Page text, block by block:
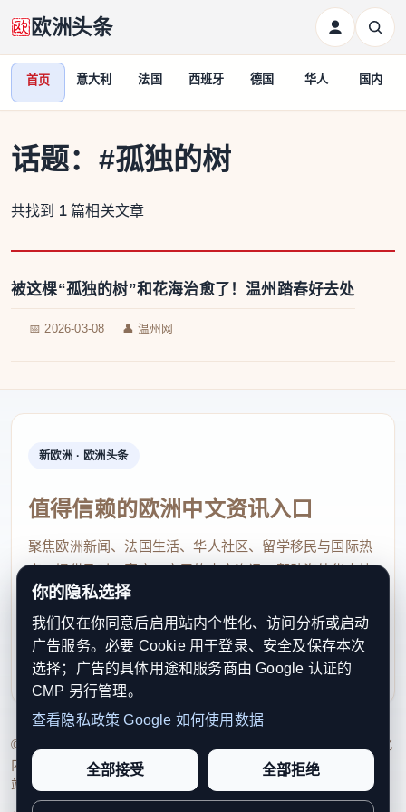
欧洲头条
首页 意大利 法国 西班牙 德国 华人 国内
话题： #孤独的树
共找到 1 篇相关文章
被这棵“孤独的树”和花海治愈了！温州踏春好去处
📅 2026-03-08 👤 温州网
新欧洲 · 欧洲头条
值得信赖的欧洲中文资讯入口
聚焦欧洲新闻、法国生活、华人社区、留学移民与国际热
点，提供及时、真实、实用的中文资讯，帮助海外华人快
速了解欧洲动态。
contact@xinouzhou.com
服务支持、版权与合作：工作日优先处理站务、投稿与权
利通知
© 2026 新欧洲·欧洲头条. All Rights Reserved. 本网站持续优化
内容透明度、联系方式与用户权利说明，以提升品牌信任感和
站点完整度。
你的隐私选择
我们仅在你同意后启用站内个性化、访问分析或启动
广告服务。必要 Cookie 用于登录、安全及保存本次
选择；广告的具体用途和服务商由 Google 认证的
CMP 另行管理。
查看隐私政策 Google 如何使用数据
全部接受 全部拒绝